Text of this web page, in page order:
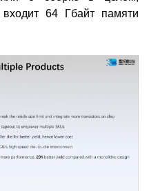
64 Гбайт памяти